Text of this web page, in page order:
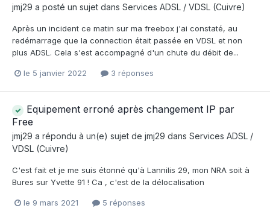
jmj29 a posté un sujet dans Services ADSL / VDSL (Cuivre)
Après un incident ce matin sur ma freebox j'ai constaté, au
redémarrage que la connection était passée en VDSL et non
plus ADSL. Cela s'est accompagné d'un chute du débit de...
le 5 janvier 2022 3 réponses
Equipement erroné après changement IP par
Free
jmj29 a répondu à un(e) sujet de jmj29 dans Services ADSL /
VDSL (Cuivre)
C'est fait et je me suis étonné qu'à Lannilis 29, mon NRA soit à
Bures sur Yvette 91 ! Ca , c'est de la délocalisation
le 9 mars 2021 5 réponses